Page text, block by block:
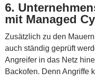
6.
mit Managed
Zusätzlich zu den
auch ständig geprüft
Angreifer in das Netz
Backofen. Denn Angriffe